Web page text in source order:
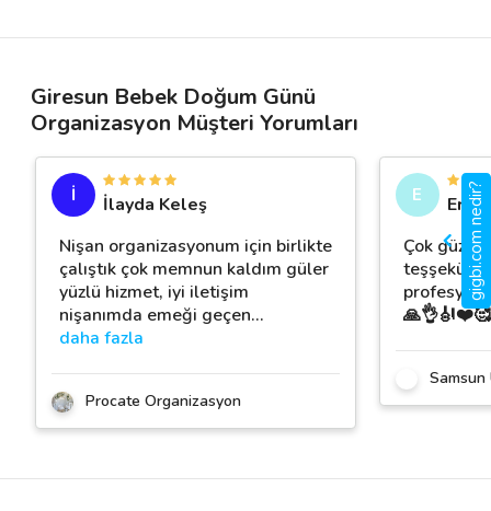
Giresun Bebek Doğum Günü
Organizasyon Müşteri Yorumları
İ
İlayda Keleş
Nişan organizasyonum için birlikte
çalıştık çok memnun kaldım güler
yüzlü hizmet, iyi iletişim
nişanımda emeği geçen…
daha fazla
Procate Organizasyon
E
Çok güzel
Samsun
gigbi.com nedir?